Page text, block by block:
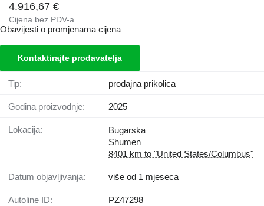
4.916,67 €
Cijena bez PDV-a
Obavijesti o promjenama cijena
Kontaktirajte prodavatelja
Tip: prodajna prikolica
Godina proizvodnje: 2025
Lokacija:
Bugarska
Shumen
8401 km to "United States/Columbus"
Datum objavljivanja: više od 1 mjeseca
Autoline ID: PZ47298